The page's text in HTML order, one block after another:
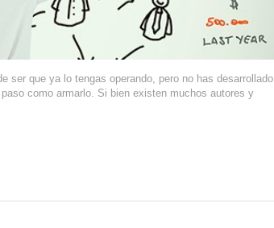
ser que ya lo tengas operando, pero no has desarrollado
como armarlo. Si bien existen muchos autores y